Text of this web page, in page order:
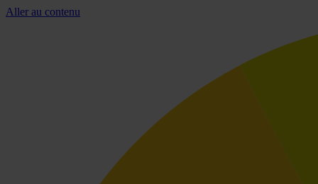
Aller au contenu